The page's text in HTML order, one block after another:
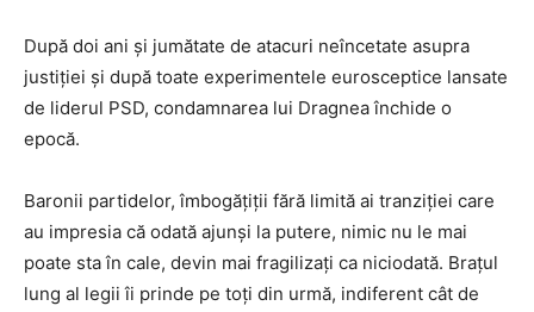
După doi ani și jumătate de atacuri neîncetate asupra
justiției și după toate experimentele eurosceptice lansate
de liderul PSD, condamnarea lui Dragnea închide o
epocă.
Baronii partidelor, îmbogățiții fără limită ai tranziției care
au impresia că odată ajunși la putere, nimic nu le mai
poate sta în cale, devin mai fragilizați ca niciodată. Brațul
lung al legii îi prinde pe toți din urmă, indiferent cât de